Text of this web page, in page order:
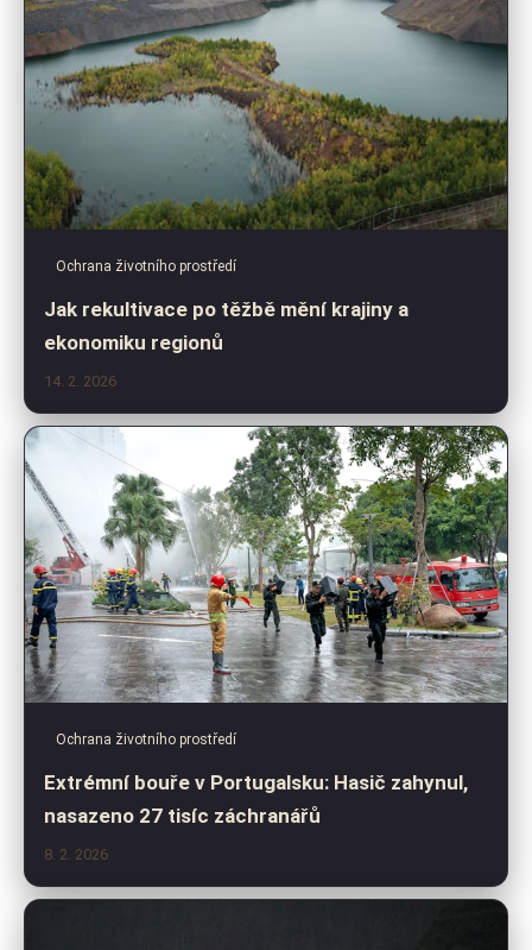
Ochrana životního prostředí
Jak rekultivace po těžbě mění krajiny a
ekonomiku regionů
14. 2. 2026
Ochrana životního prostředí
Extrémní bouře v Portugalsku: Hasič zahynul,
nasazeno 27 tisíc záchranářů
8. 2. 2026